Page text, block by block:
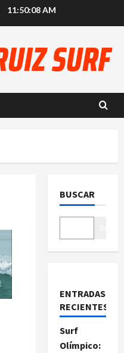
11:50:08 AM
BUSCAR
ENTRADAS
RECIENTES
Surf
Olímpico: